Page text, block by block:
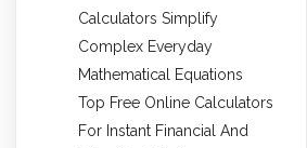
Calculators Simplify
Complex Everyday
Mathematical Equations
Top Free Online Calculators
For Instant Financial And